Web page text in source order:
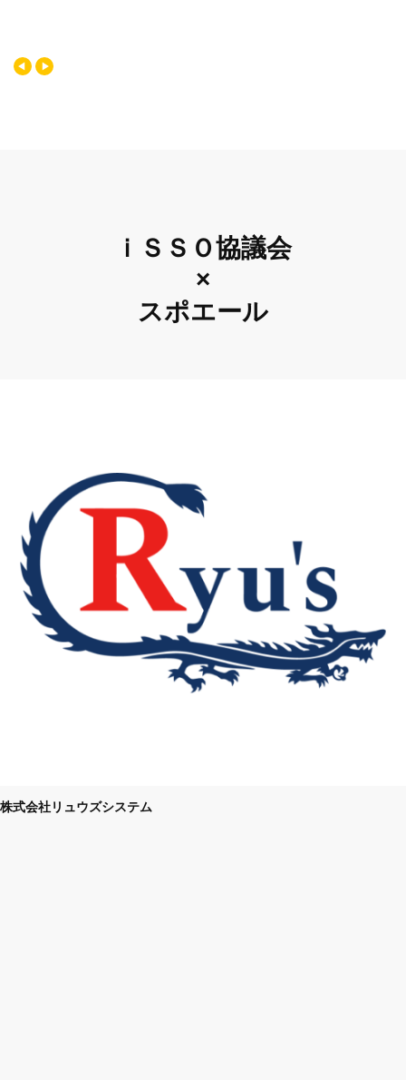
ｉＳＳＯ協議会
×
スポエール
株式会社リュウズシステム